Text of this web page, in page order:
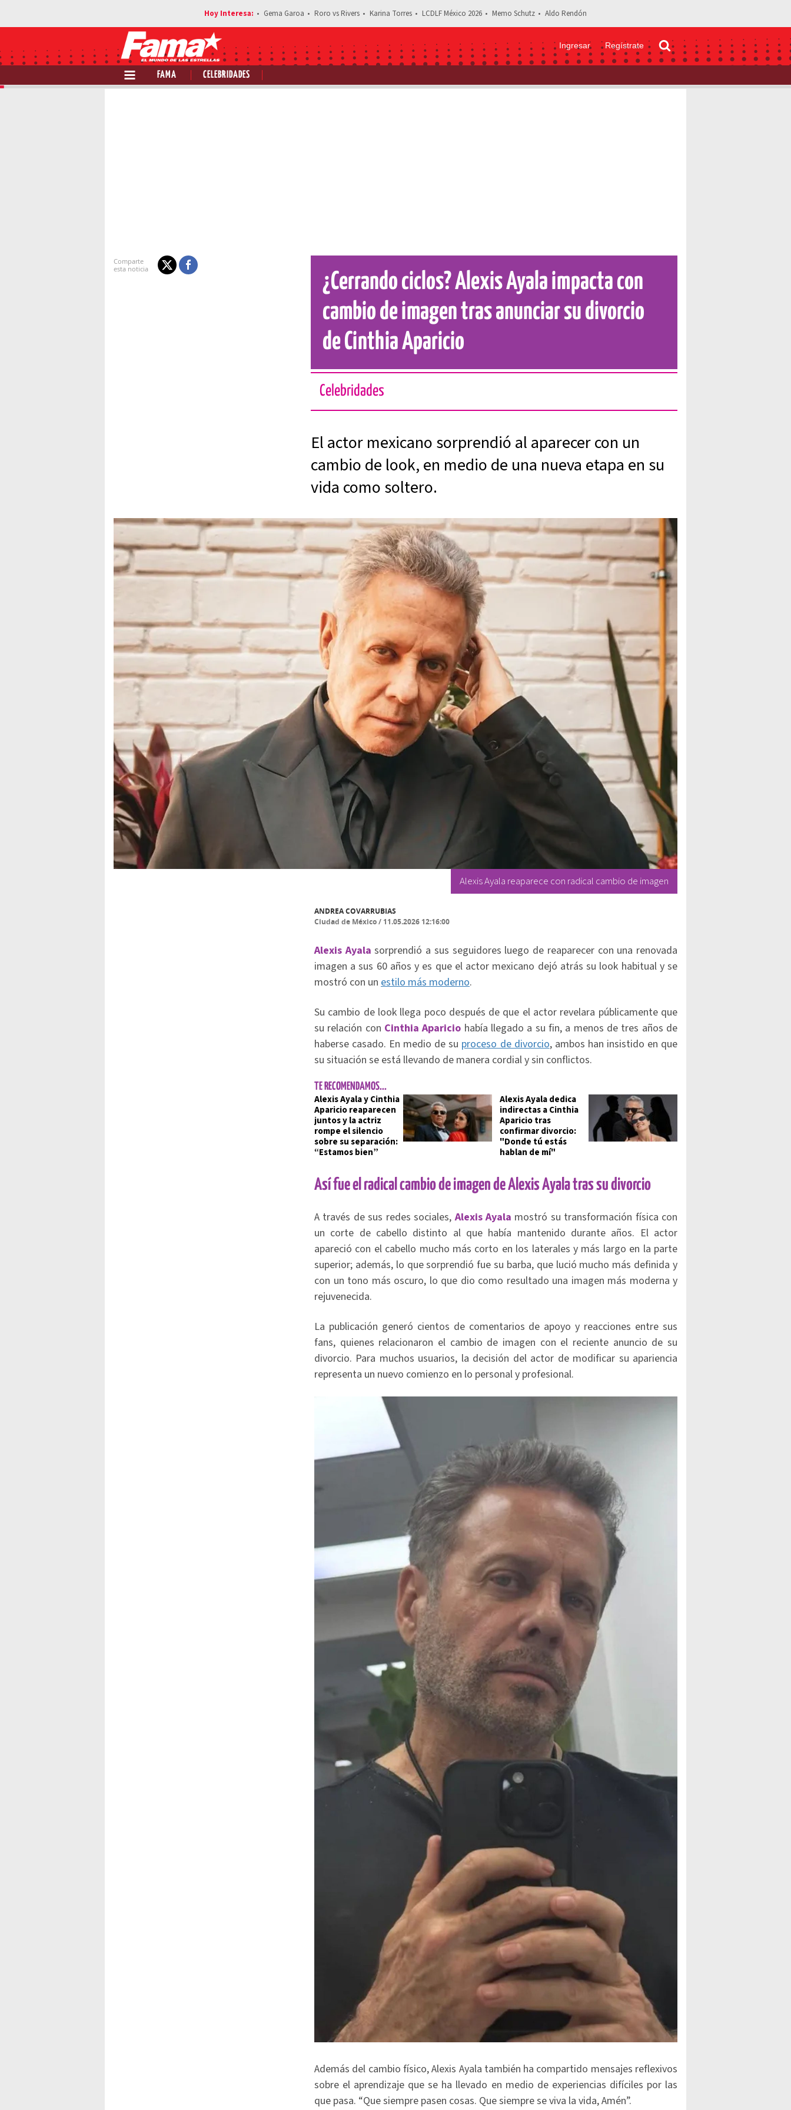
Gema Garoa Roro vs Rivers Karina Torres LCDLF México 2026 Memo Schutz Aldo Rendón
Ingresar Regístrate
FAMA CELEBRIDADES
Estás leyendo: ¿Cerrando ciclos? Alexis Ayala impacta con cambio de imagen tras anunciar su divorcio de Cinthia Aparicio
¿Cerrando ciclos? Alexis Ayala impacta con
cambio de imagen tras anunciar su divorcio
de Cinthia Aparicio
Celebridades
El actor mexicano sorprendió al aparecer con un
cambio de look, en medio de una nueva etapa en su
vida como soltero.
Alexis Ayala reaparece con radical cambio de imagen
ANDREA COVARRUBIAS
Ciudad de México/ 11.05.2026 12:16:00
Alexis Ayala sorprendió a sus seguidores luego de reaparecer con una renovada
imagen a sus 60 años y es que el actor mexicano dejó atrás su look habitual y se
mostró con un estilo más moderno.
Su cambio de look llega poco después de que el actor revelara públicamente que
su relación con Cinthia Aparicio había llegado a su fin, a menos de tres años de
haberse casado. En medio de su proceso de divorcio, ambos han insistido en que
su situación se está llevando de manera cordial y sin conflictos.
TE RECOMENDAMOS...
Alexis Ayala y Cinthia
Aparicio reaparecen
juntos y la actriz
rompe el silencio
sobre su separación:
“Estamos bien”
Alexis Ayala dedica
indirectas a Cinthia
Aparicio tras
confirmar divorcio:
"Donde tú estás
hablan de mí"
Así fue el radical cambio de imagen de Alexis Ayala tras su divorcio
A través de sus redes sociales,Alexis Ayala mostró su transformación física con
un corte de cabello distinto al que había mantenido durante años. El actor
apareció con el cabello mucho más corto en los laterales y más largo en la parte
superior; además, lo que sorprendió fue su barba, que lució mucho más definida y
con un tono más oscuro, lo que dio como resultado una imagen más moderna y
rejuvenecida.
La publicación generó cientos de comentarios de apoyo y reacciones entre sus
fans, quienes relacionaron el cambio de imagen con el reciente anuncio de su
divorcio. Para muchos usuarios, la decisión del actor de modificar su apariencia
representa un nuevo comienzo en lo personal y profesional.
Además del cambio físico, Alexis Ayala también ha compartido mensajes reflexivos
sobre el aprendizaje que se ha llevado en medio de experiencias difíciles por las
que pasa. “Que siempre pasen cosas. Que siempre se viva la vida, Amén”.